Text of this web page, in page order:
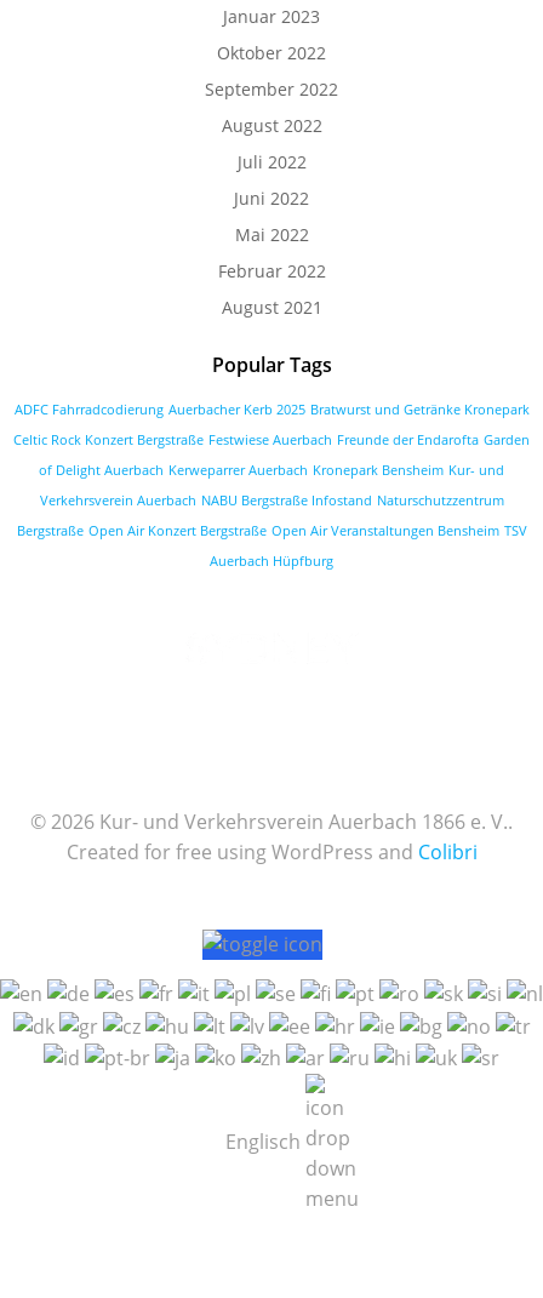
Januar 2023
Oktober 2022
September 2022
August 2022
Juli 2022
Juni 2022
Mai 2022
Februar 2022
August 2021
Popular Tags
ADFC Fahrradcodierung Auerbacher Kerb 2025 Bratwurst und Getränke Kronepark
Celtic Rock Konzert Bergstraße Festwiese Auerbach Freunde der Endarofta Garden
of Delight Auerbach Kerweparrer Auerbach Kronepark Bensheim Kur- und
Verkehrsverein Auerbach NABU Bergstraße Infostand Naturschutzzentrum
Bergstraße Open Air Konzert Bergstraße Open Air Veranstaltungen Bensheim TSV
Auerbach Hüpfburg
© 2026 Kur- und Verkehrsverein Auerbach 1866 e. V..
Created for free using WordPress and Colibri
Englisch